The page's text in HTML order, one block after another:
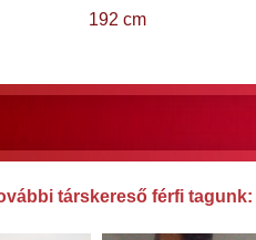
192 cm
társkereső férfi tagunk: